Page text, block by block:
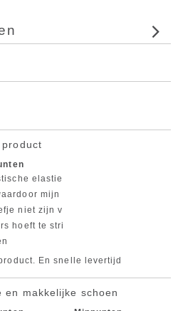
product
elastie
mijn
niet zijn v
hoeft te stri
En snelle levertijd
en makkelijke schoen